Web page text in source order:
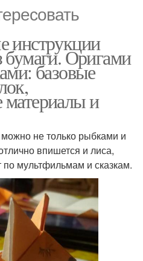
инструкции
Оригами
базовые
и
не только рыбками и
впишется и лиса,
по мультфильмам и сказкам.